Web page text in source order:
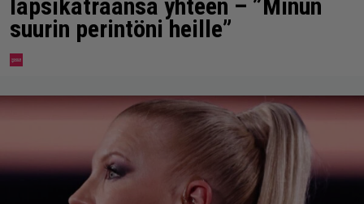
lapsikatraansa yhteen – ”Minun
suurin perintöni heille”